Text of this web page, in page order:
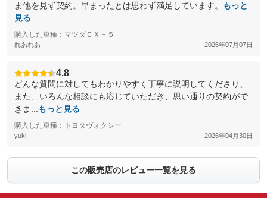
ま他を見ず契約。早まったとは思わず満足しています。
もっと
見る
購入した車種：マツダＣＸ－５
れあれあ 2026年07月07日
4.8
どんな質問に対してもわかりやすく丁寧に説明してくださり、
また、いろんな相談にも応じていただき、思い通りの契約がで
きま...
もっと見る
購入した車種：トヨタヴォクシー
yuki 2026年04月30日
この販売店のレビュー一覧を見る